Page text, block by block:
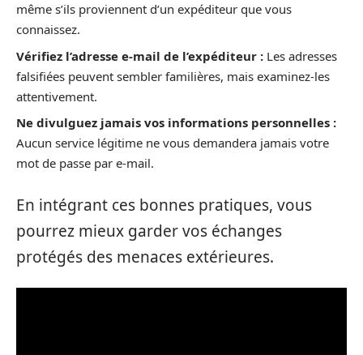
même s’ils proviennent d’un expéditeur que vous
connaissez.
Vérifiez l’adresse e-mail de l’expéditeur : Les adresses
falsifiées peuvent sembler familières, mais examinez-les
attentivement.
Ne divulguez jamais vos informations personnelles :
Aucun service légitime ne vous demandera jamais votre
mot de passe par e-mail.
En intégrant ces bonnes pratiques, vous
pourrez mieux garder vos échanges
protégés des menaces extérieures.